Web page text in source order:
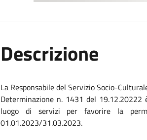
Descrizione
La Responsabile del Servizio Socio-
Determinazione n. 1431 del
luogo di servizi per favorire la
01.01.2023/31.03.2023.